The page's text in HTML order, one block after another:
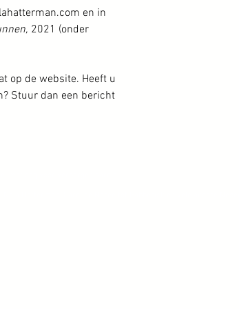
en in
2021 (onder
op de website. Heeft u
Stuur dan een bericht